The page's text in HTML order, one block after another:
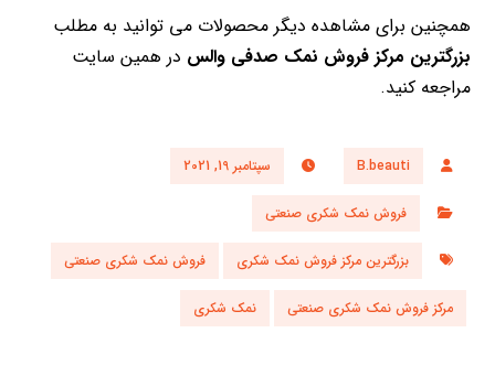
همچنین برای مشاهده دیگر محصولات می توانید به مطلب
بزرگترین مرکز فروش نمک صدفی والس در همین سایت
مراجعه کنید.
B.beauti سپتامبر 19, 2021
فروش نمک شکری صنعتی
بزرگترین مرکز فروش نمک شکری فروش نمک شکری صنعتی
مرکز فروش نمک شکری صنعتی نمک شکری